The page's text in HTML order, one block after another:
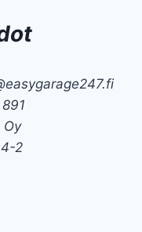
Oy
2